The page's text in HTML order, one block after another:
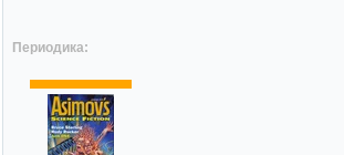
Периодика: